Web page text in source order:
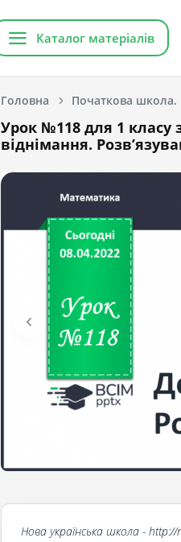
Каталог матеріалів
Головна Початкова школа.
Урок №118 для 1
віднімання.
Нова українська школа -